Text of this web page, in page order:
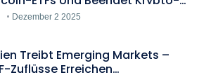
Dezember 2 2025
Treibt Emerging Markets –
Zuflüsse Erreichen